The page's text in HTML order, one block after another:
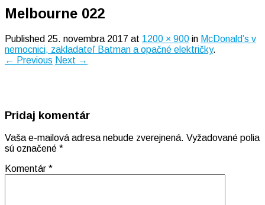
Melbourne 022
Published 25. novembra 2017 at 1200 × 900 in McDonald’s v
nemocnici, zakladateľ Batman a opačné električky.
← Previous Next →
Pridaj komentár
Vaša e-mailová adresa nebude zverejnená. Vyžadované polia
sú označené *
Komentár *